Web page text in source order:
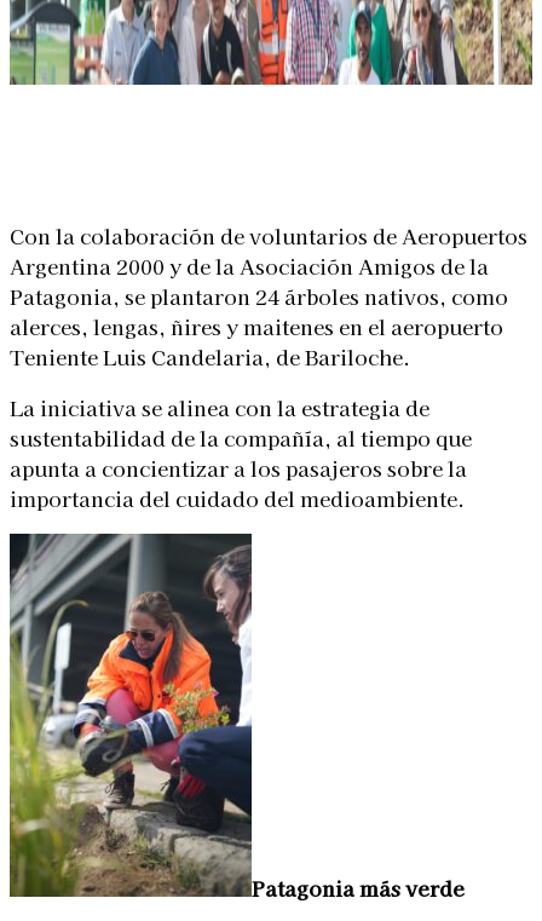
Con la colaboración de voluntarios de Aeropuertos
Argentina 2000 y de la Asociación Amigos de la
Patagonia, se plantaron 24 árboles nativos, como
alerces, lengas, ñires y maitenes en el aeropuerto
Teniente Luis Candelaria, de Bariloche.
La iniciativa se alinea con la estrategia de
sustentabilidad de la compañía, al tiempo que
apunta a concientizar a los pasajeros sobre la
importancia del cuidado del medioambiente.
Patagonia más verde